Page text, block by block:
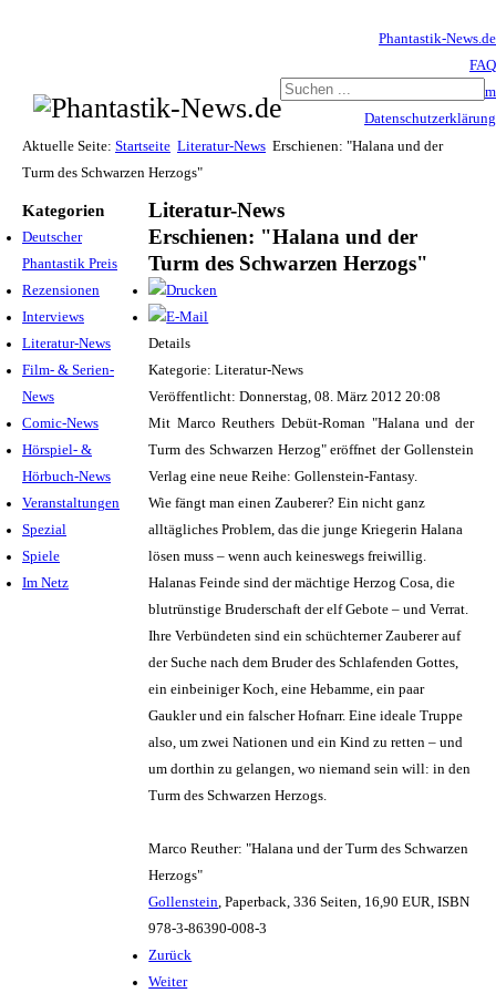
Phantastik-News.de
FAQ
Impressum
Datenschutzerklärung
Haftungsausschluss
Aktuelle Seite: Startseite Literatur-News Erschienen: "Halana und der
Turm des Schwarzen Herzogs"
Kategorien
Deutscher
Phantastik Preis
Rezensionen
Interviews
Literatur-News
Film- & Serien-
News
Comic-News
Hörspiel- &
Hörbuch-News
Veranstaltungen
Spezial
Spiele
Im Netz
Literatur-News
Erschienen: "Halana und der
Turm des Schwarzen Herzogs"
Details
Kategorie: Literatur-News
Veröffentlicht: Donnerstag, 08. März 2012 20:08
Mit Marco Reuthers Debüt-Roman "Halana und der
Turm des Schwarzen Herzog" eröffnet der Gollenstein
Verlag eine neue Reihe: Gollenstein-Fantasy.
Wie fängt man einen Zauberer? Ein nicht ganz
alltägliches Problem, das die junge Kriegerin Halana
lösen muss – wenn auch keineswegs freiwillig.
Halanas Feinde sind der mächtige Herzog Cosa, die
blutrünstige Bruderschaft der elf Gebote – und Verrat.
Ihre Verbündeten sind ein schüchterner Zauberer auf
der Suche nach dem Bruder des Schlafenden Gottes,
ein einbeiniger Koch, eine Hebamme, ein paar
Gaukler und ein falscher Hofnarr. Eine ideale Truppe
also, um zwei Nationen und ein Kind zu retten – und
um dorthin zu gelangen, wo niemand sein will: in den
Turm des Schwarzen Herzogs.
Marco Reuther: "Halana und der Turm des Schwarzen
Herzogs"
Gollenstein , Paperback, 336 Seiten, 16,90 EUR, ISBN
978-3-86390-008-3
Zurück
Weiter